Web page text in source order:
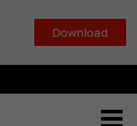
Download